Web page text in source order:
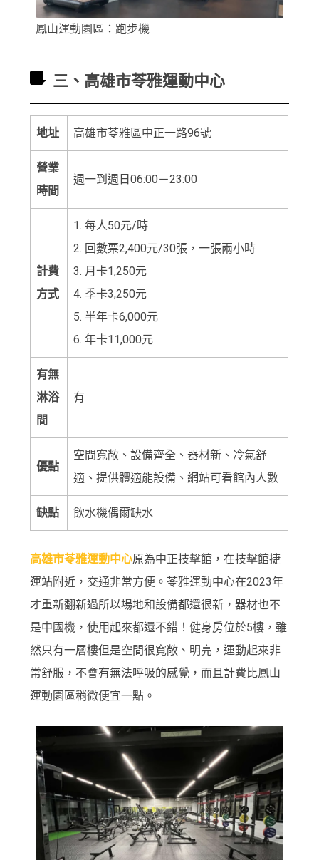
鳳山運動園區：跑步機
三、高雄市苓雅運動中心
地址 高雄市苓雅區中正一路96號
營業
時間
週一到週日06:00－23:00
計費
方式
1. 每人50元/時
2. 回數票2,400元/30張，一張兩小時
3. 月卡1,250元
4. 季卡3,250元
5. 半年卡6,000元
6. 年卡11,000元
有無
淋浴
間
有
優點
空間寬敞、設備齊全、器材新、冷氣舒
適、提供體適能設備、網站可看館內人數
缺點 飲水機偶爾缺水
高雄市苓雅運動中心原為中正技擊館，在技擊館捷
運站附近，交通非常方便。苓雅運動中心在2023年
才重新翻新過所以場地和設備都還很新，器材也不
是中國機，使用起來都還不錯！健身房位於5樓，雖
然只有一層樓但是空間很寬敞、明亮，運動起來非
常舒服，不會有無法呼吸的感覺，而且計費比鳳山
運動園區稍微便宜一點。